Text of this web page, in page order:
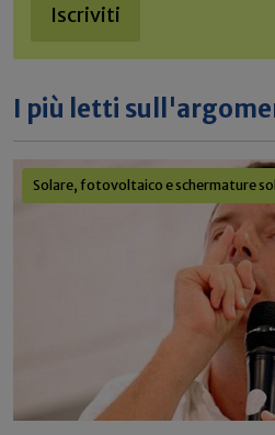
Iscriviti
I più letti
Solare, fotovoltaico e schermature